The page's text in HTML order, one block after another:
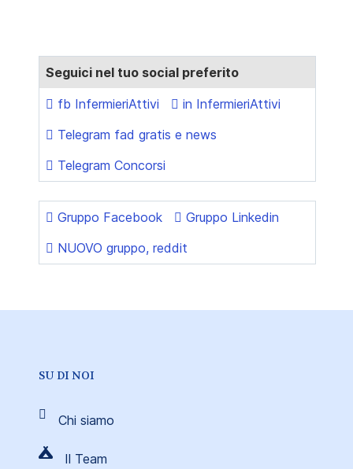
Seguici nel tuo social preferito
fb InfermieriAttivi
in InfermieriAttivi
Telegram fad gratis e news
Telegram Concorsi
Gruppo Facebook
Gruppo Linkedin
NUOVO gruppo, reddit
SU DI NOI
Chi siamo
Il Team